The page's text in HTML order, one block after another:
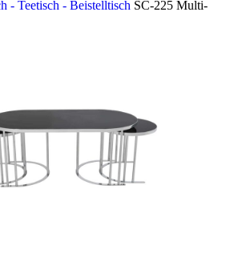
- Teetisch - Beistelltisch SC-225 Multi-